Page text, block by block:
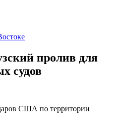
пролив для
судов
США по территории